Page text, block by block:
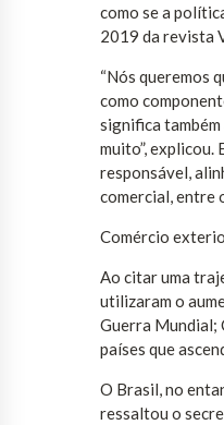
como se a
2019 da revista
“Nós queremos
como
significa
muito”,
responsável,
comercial, entre
Comércio
Ao citar uma
utilizaram o
Guerra Mundial;
países que
O Brasil, no
ressaltou o